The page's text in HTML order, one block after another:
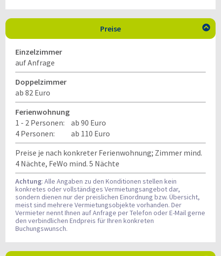
Preise 
Einzelzimmer
auf Anfrage
Doppelzimmer
ab 82 Euro
Ferienwohnung
1 - 2 Personen:
ab 90 Euro
4 Personen:
ab 110 Euro
Preise je nach konkreter Ferienwohnung; Zimmer mind.
4 Nächte, FeWo mind. 5 Nächte
Achtung: Alle Angaben zu den Konditionen stellen kein
konkretes oder vollständiges Vermietungsangebot dar,
sondern dienen nur der preislichen Einordnung bzw. Übersicht,
meist sind mehrere Vermietungsobjekte vorhanden. Der
Vermieter nennt Ihnen auf Anfrage per Telefon oder E-Mail gerne
den verbindlichen Endpreis für Ihren konkreten
Buchungswunsch.